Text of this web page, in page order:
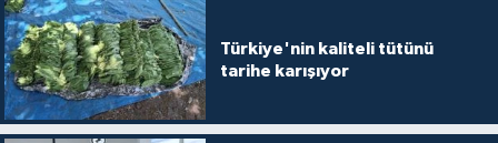
Türkiye'nin kaliteli tütünü
tarihe karışıyor